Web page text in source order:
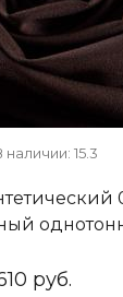
наличии: 15.3
руб.